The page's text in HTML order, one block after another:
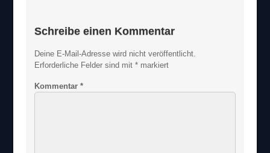
Schreibe einen Kommentar
Deine E-Mail-Adresse wird nicht veröffentlicht.
Erforderliche Felder sind mit* markiert
Kommentar*